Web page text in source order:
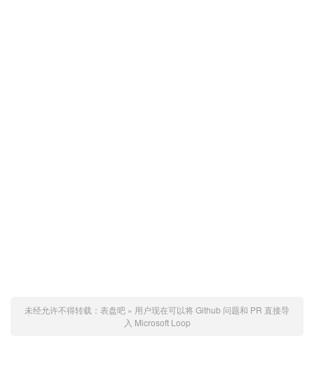
未经允许不得转载： 表盘吧 » 用户现在可以将 Github 问题和 PR 直接导
入 Microsoft Loop